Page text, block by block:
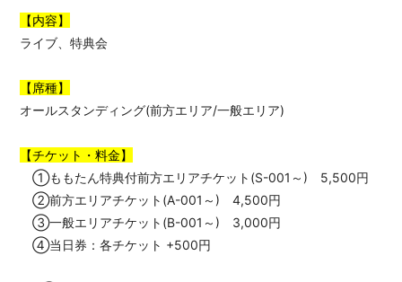
【内容】
ライブ、特典会
【席種】
オールスタンディング(前方エリア/一般エリア)
【チケット・料金】
①ももたん特典付前方エリアチケット(S-001～) 5,500円
②前方エリアチケット(A-001～) 4,500円
③一般エリアチケット(B-001～) 3,000円
④当日券：各チケット +500円